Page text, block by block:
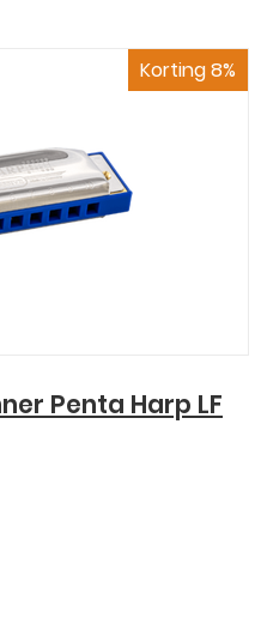
Korting 8%
Penta Harp LF